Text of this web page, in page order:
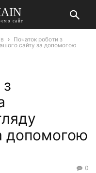
сайт
Початок роботи з
сайту за допомогою
допомогою
0